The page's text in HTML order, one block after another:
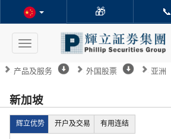
🎁 📞
Toggle
navigation
产品及服务 外国股票 亚洲
新加坡
辉立优势 开户及交易 有用连结